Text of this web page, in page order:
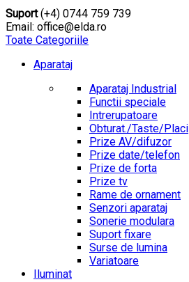
Suport(+4) 0744 759 739
Email: office@elda.ro
Toate Categoriile
Aparataj
Aparataj Industrial
Functii speciale
Intrerupatoare
Obturat./Taste/Placi
Prize AV/difuzor
Prize date/telefon
Prize de forta
Prize tv
Rame de ornament
Senzori aparataj
Sonerie modulara
Suport fixare
Surse de lumina
Variatoare
Iluminat